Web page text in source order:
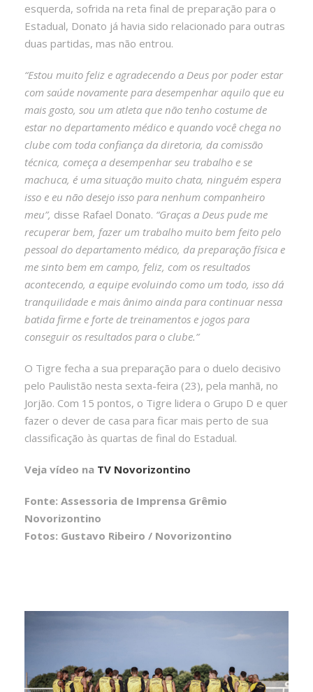
esquerda, sofrida na reta final de preparação para o
Estadual, Donato já havia sido relacionado para outras
duas partidas, mas não entrou.
“Estou muito feliz e agradecendo a Deus por poder estar
com saúde novamente para desempenhar aquilo que eu
mais gosto, sou um atleta que não tenho costume de
estar no departamento médico e quando você chega no
clube com toda confiança da diretoria, da comissão
técnica, começa a desempenhar seu trabalho e se
machuca, é uma situação muito chata, ninguém espera
isso e eu não desejo isso para nenhum companheiro
meu”, disse Rafael Donato. “Graças a Deus pude me
recuperar bem, fazer um trabalho muito bem feito pelo
pessoal do departamento médico, da preparação física e
me sinto bem em campo, feliz, com os resultados
acontecendo, a equipe evoluindo como um todo, isso dá
tranquilidade e mais ânimo ainda para continuar nessa
batida firme e forte de treinamentos e jogos para
conseguir os resultados para o clube.”
O Tigre fecha a sua preparação para o duelo decisivo
pelo Paulistão nesta sexta-feira (23), pela manhã, no
Jorjão. Com 15 pontos, o Tigre lidera o Grupo D e quer
fazer o dever de casa para ficar mais perto de sua
classificação às quartas de final do Estadual.
Veja vídeo na TV Novorizontino
Fonte: Assessoria de Imprensa Grêmio
Novorizontino
Fotos: Gustavo Ribeiro / Novorizontino